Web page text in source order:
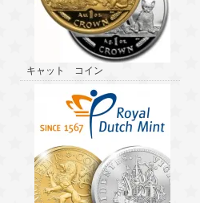
キャット コイン